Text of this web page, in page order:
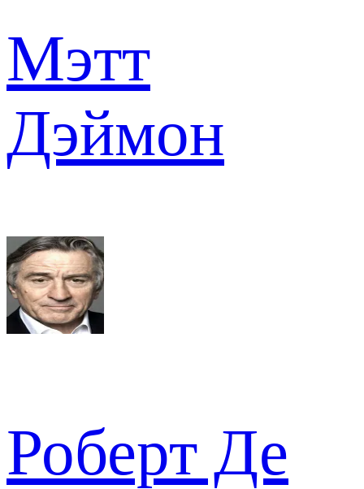
Мэтт
Дэймон
Роберт Де